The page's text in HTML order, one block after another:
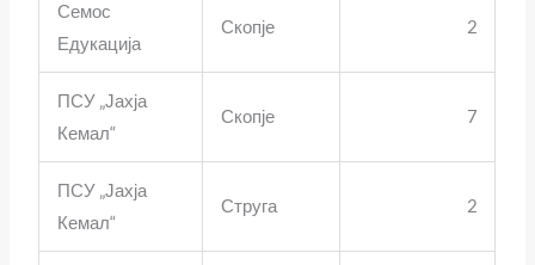
Семос
Едукација
Скопје 2
ПСУ „Јахја
Кемал“
Скопје 7
ПСУ „Јахја
Кемал“
Струга 2